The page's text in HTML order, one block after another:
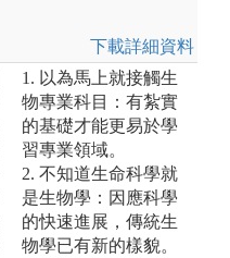
下載詳細資料
1. 以為馬上就接觸生
物專業科目：有紮實
的基礎才能更易於學
習專業領域。
2. 不知道生命科學就
是生物學：因應科學
的快速進展，傳統生
物學已有新的樣貌。